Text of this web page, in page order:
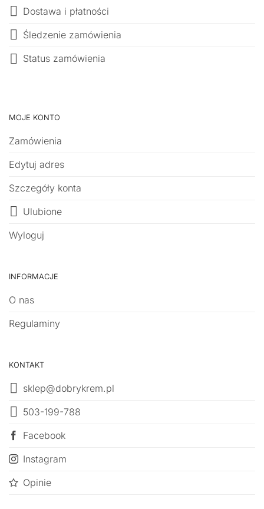
Dostawa i płatności
Śledzenie zamówienia
Status zamówienia
MOJE KONTO
Zamówienia
Edytuj adres
Szczegóły konta
Ulubione
Wyloguj
INFORMACJE
O nas
Regulaminy
KONTAKT
sklep@dobrykrem.pl
503-199-788
Facebook
Instagram
Opinie